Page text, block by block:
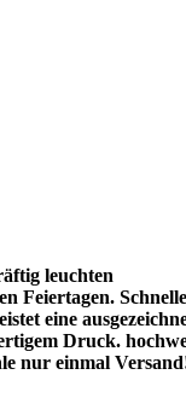
leuchten
Feiertagen.
eine
Druck.
nur einmal